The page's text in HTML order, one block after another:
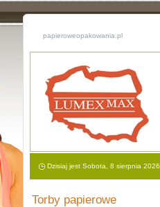
papieroweopakowania.pl
Dzisiaj jest Sobota, 8 sierpnia 2026
Torby papierowe